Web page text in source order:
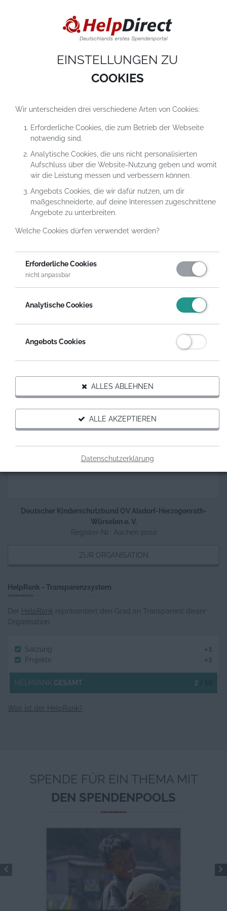
Cookies sind kleine Textdateien, die auf einem Computer heruntergeladen
sobald du unsere Website nutzt. Cookies setzen wir hauptsächlich dazu ein,
du unser Angebot richtig nutzen kannst. Mehr erfährst du in
SPENDEN AN
GOULEYKIDS - GESUNDES
AUFWACHSEN IM QUARTIER
Trägerorganisation des Projekts
Deutscher Kinderschutzbund OV Alsdorf-Herzogenrath-
Würselen e. V.
Register-Nr.: Aachen 2002
ZUR ORGANISATION
HelpRank - Transparenzsystem
Der HelpRank repräsentiert den Grad an Transparenz dieser
Organisation.
Satzung +1
Projekte +1
HELPRANK GESAMT 2
Was ist der HelpRank?
SPENDE FÜR EIN THEMA MIT
DEN SPENDENPOOLS
EINSTELLUNGEN ZU
COOKIES
Wir unterscheiden drei verschiedene Arten von Cookies:
Erforderliche Cookies, die zum Betrieb der Webseite
notwendig sind.
Analytische Cookies, die uns nicht personalisierten
Aufschluss über die Website-Nutzung geben und womit
wir die Leistung messen und verbessern können.
Angebots Cookies, die wir dafür nutzen, um dir
maßgeschneiderte, auf deine Interessen zugeschnittene
Angebote zu unterbreiten.
Welche Cookies dürfen verwendet werden?
Erforderliche Cookies
nicht anpassbar
Analytische Cookies
Angebots Cookies
ALLES ABLEHNEN
ALLE AKZEPTIEREN
Datenschutzerklärung